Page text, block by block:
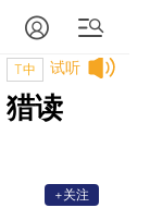
试听
T中
读
+关注